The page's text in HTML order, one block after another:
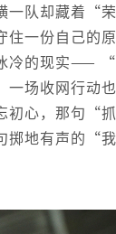
一队却藏着“
一份自己的
冷的现实——
场收网行动
心，那句“
掷地有声的“